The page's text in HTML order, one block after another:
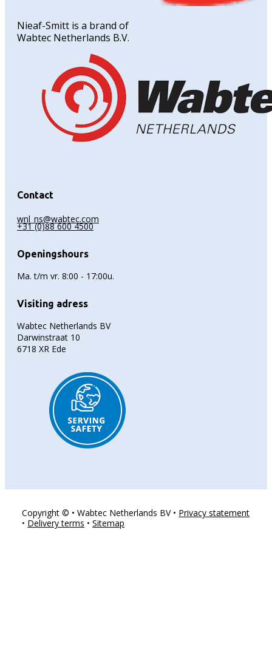
Nieaf-Smitt is a brand of
Wabtec Netherlands B.V.
Contact
wnl_ns@wabtec.com
+31 (0)88 600 4500
Openingshours
Ma. t/m vr. 8:00 - 17:00u.
Visiting adress
Wabtec Netherlands BV
Darwinstraat 10
6718 XR Ede
Copyright © • Wabtec Netherlands BV • Privacy statement
• Delivery terms •Sitemap